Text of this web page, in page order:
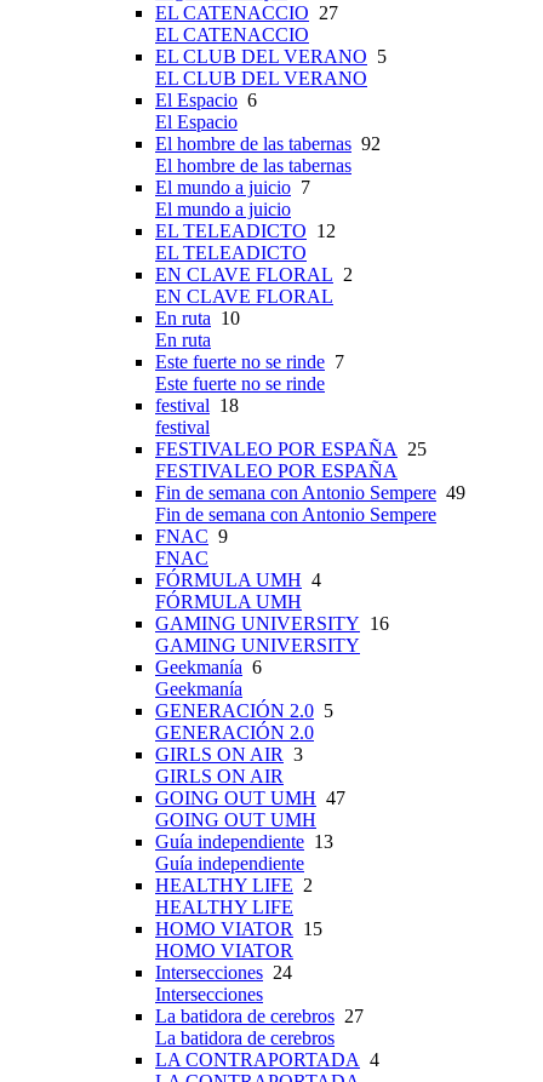
EL CATENACCIO 27
EL CATENACCIO
EL CLUB DEL VERANO 5
EL CLUB DEL VERANO
El Espacio 6
El Espacio
El hombre de las tabernas 92
El hombre de las tabernas
El mundo a juicio 7
El mundo a juicio
EL TELEADICTO 12
EL TELEADICTO
EN CLAVE FLORAL 2
EN CLAVE FLORAL
En ruta 10
En ruta
Este fuerte no se rinde 7
Este fuerte no se rinde
festival 18
festival
FESTIVALEO POR ESPAÑA
25
FESTIVALEO POR ESPAÑA
Fin de semana con Antonio Sempere 49
Fin de semana con Antonio Sempere
FNAC 9
FNAC
FÓRMULA UMH 4
FÓRMULA UMH
GAMING UNIVERSITY 16
GAMING UNIVERSITY
Geekmanía 6
Geekmanía
GENERACIÓN 2.0 5
GENERACIÓN 2.0
GIRLS ON AIR 3
GIRLS ON AIR
GOING OUT UMH 47
GOING OUT UMH
Guía independiente 13
Guía independiente
HEALTHY LIFE 2
HEALTHY LIFE
HOMO VIATOR
15
HOMO VIATOR
Intersecciones 24
Intersecciones
La batidora de cerebros 27
La batidora de cerebros
LA CONTRAPORTADA 4